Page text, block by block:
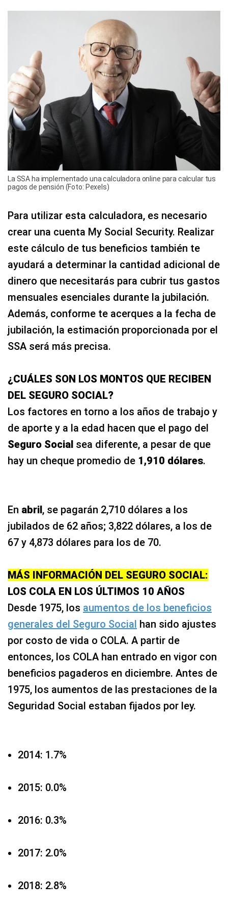
La SSA ha implementado una calculadora online para calcular tus
pagos de pensión (Foto: Pexels)
Para utilizar esta calculadora, es necesario
crear una cuenta My Social Security. Realizar
este cálculo de tus beneficios también te
ayudará a determinar la cantidad adicional de
dinero que necesitarás para cubrir tus gastos
mensuales esenciales durante la jubilación.
Además, conforme te acerques a la fecha de
jubilación, la estimación proporcionada por el
SSA será más precisa.
¿CUÁLES SON LOS MONTOS QUE RECIBEN
DEL SEGURO SOCIAL?
Los factores en torno a los años de trabajo y
de aporte y a la edad hacen que el pago del
Seguro Social sea diferente, a pesar de que
hay un cheque promedio de 1,910 dólares.
En abril, se pagarán 2,710 dólares a los
jubilados de 62 años; 3,822 dólares, a los de
67 y 4,873 dólares para los de 70.
MÁS INFORMACIÓN DEL SEGURO SOCIAL:
LOS COLA EN LOS ÚLTIMOS 10 AÑOS
Desde 1975, los aumentos de los beneficios
generales del Seguro Social han sido ajustes
por costo de vida o COLA. A partir de
entonces, los COLA han entrado en vigor con
beneficios pagaderos en diciembre. Antes de
1975, los aumentos de las prestaciones de la
Seguridad Social estaban fijados por ley.
2014: 1.7%
2015: 0.0%
2016: 0.3%
2017: 2.0%
2018: 2.8%